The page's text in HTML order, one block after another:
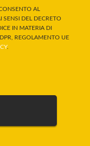
AL
SENSI DEL DECRETO
IN MATERIA DI
REGOLAMENTO UE
.